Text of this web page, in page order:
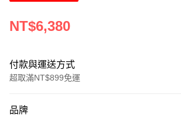
NT$6,380
付款與運送方式
超取滿NT$899免運
信用卡一次付款
品牌